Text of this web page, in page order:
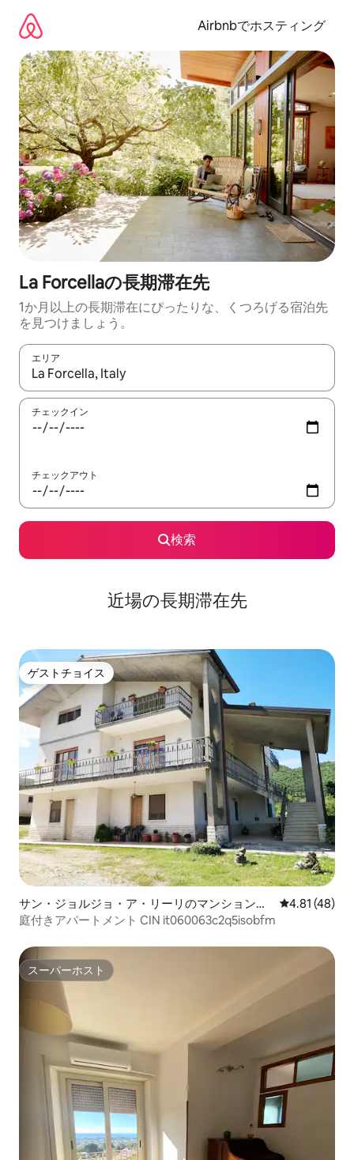
Airbnbでホスティング
La Forcellaの長期滞在先
1か月以上の長期滞在にぴったりな、くつろげる宿泊先
を見つけましょう。
エリア
検索結果が表示されたら、上下の矢印キーを使って移動するか
チェックイン
チェックアウト
検索
近場の長期滞在先
ゲストチョイス
ゲストチョイス
サン・ジョルジョ・ア・リーリのマンション・
アパート
レビュー48
4.81 (48)
庭付きアパートメント CIN it060063c2q5isobfm
スーパーホスト
スーパーホスト